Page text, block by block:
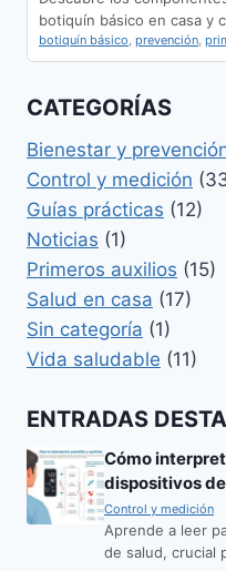
botiquín básico en casa y
botiquín básico, prevención,
CATEGORÍAS
Bienestar y
Control y medición
Guías prácticas (12)
Noticias (1)
Primeros auxilios (15)
Salud en casa (17)
Sin categoría (1)
Vida saludable (11)
ENTRADAS
Cómo
dispositivos
Control y medición
Aprende a leer
de salud, crucial